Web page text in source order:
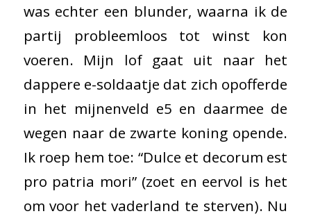
was echter een blunder, waarna ik de
partij probleemloos tot winst kon
voeren. Mijn lof gaat uit naar het
dappere e-soldaatje dat zich opofferde
in het mijnenveld e5 en daarmee de
wegen naar de zwarte koning opende.
Ik roep hem toe: “Dulce et decorum est
pro patria mori” (zoet en eervol is het
om voor het vaderland te sterven). Nu